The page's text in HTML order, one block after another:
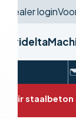
Dealer login
Irridelta
Saphir